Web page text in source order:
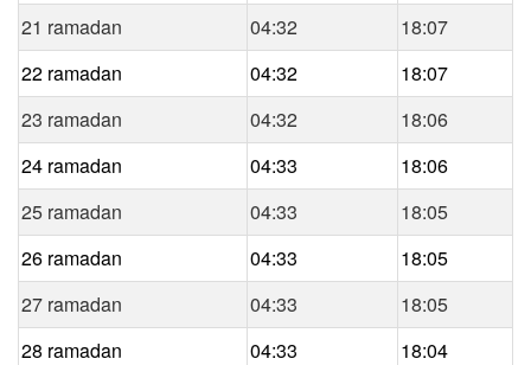
21 ramadan
04:32
18:07
22 ramadan
04:32
18:07
23 ramadan
04:32
18:06
24 ramadan
04:33
18:06
25 ramadan
04:33
18:05
26 ramadan
04:33
18:05
27 ramadan
04:33
18:05
28 ramadan
04:33
18:04